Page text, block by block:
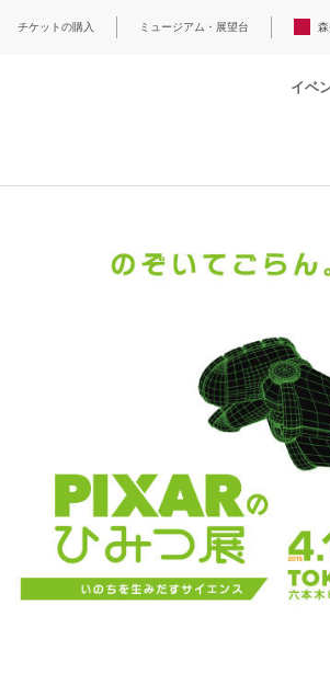
チケットの購入 ミュージアム・展望台
イベ